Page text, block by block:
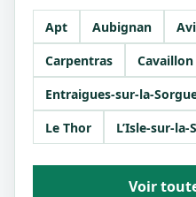
Apt Aubignan
Carpentras
Cavaillon
Entraigues-sur-la-
Le Thor
L’Isle-sur-la-
Voir